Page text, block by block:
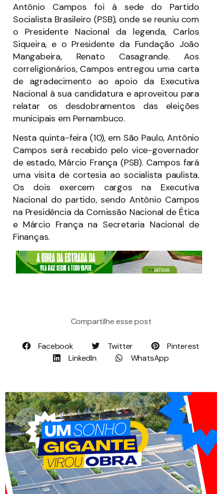
Antônio Campos foi à sede do Partido
Socialista Brasileiro (PSB), onde se reuniu com
o Presidente Nacional da legenda, Carlos
Siqueira, e o Presidente da Fundação João
Mangabeira, Renato Casagrande. Aos
correligionários, Campos entregou uma carta
de agradecimento ao apoio da Executiva
Nacional à sua candidatura e aproveitou para
relatar os desdobramentos das eleições
municipais em Pernambuco.
Nesta quinta-feira (10), em São Paulo, Antônio
Campos será recebido pelo vice-governador
de estado, Márcio França (PSB). Campos fará
uma visita de cortesia ao socialista paulista.
Os dois exercem cargos na Executiva
Nacional do partido, sendo Antônio Campos
na Presidência da Comissão Nacional de Ética
e Márcio França na Secretaria Nacional de
Finanças.
Compartilhe esse post
Facebook Twitter
Pinterest
LinkedIn
WhatsApp